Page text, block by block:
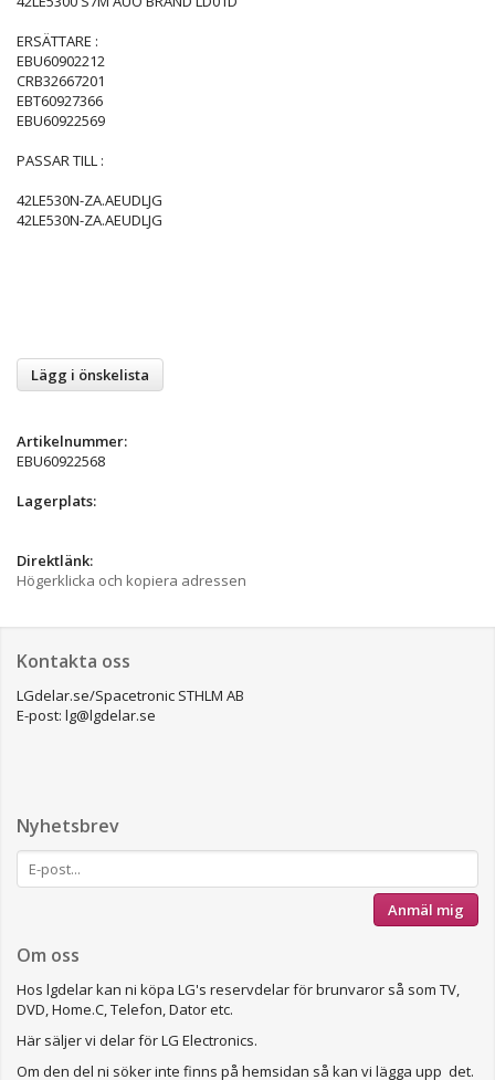
ERSÄTTARE :
EBU60902212
CRB32667201
EBT60927366
EBU60922569
PASSAR TILL :
42LE530N-ZA.AEUDLJG
42LE530N-ZA.AEUDLJG
Lägg i önskelista
Artikelnummer:
EBU60922568
Lagerplats:
Direktlänk:
Högerklicka och kopiera adressen
Kontakta oss
LGdelar.se/Spacetronic STHLM AB
E-post: lg@lgdelar.se
Nyhetsbrev
Anmäl mig
Om oss
Hos lgdelar kan ni köpa LG's reservdelar för brunvaror så som TV,
DVD, Home.C, Telefon, Dator etc.
Här säljer vi delar för LG Electronics.
Om den del ni söker inte finns på hemsidan så kan vi lägga upp det.